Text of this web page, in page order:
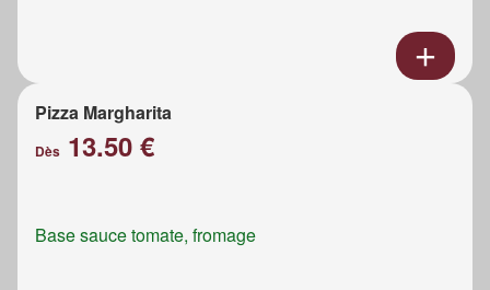
Pizza Margharita
Dès 13.50 €
Base sauce tomate, fromage